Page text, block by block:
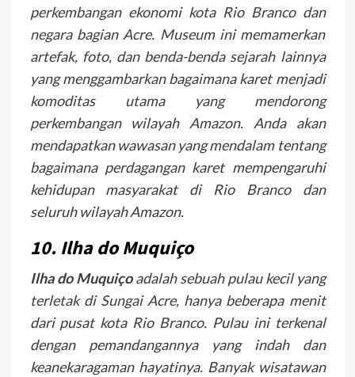
perkembangan ekonomi kota Rio Branco dan
negara bagian Acre. Museum ini memamerkan
artefak, foto, dan benda-benda sejarah lainnya
yang menggambarkan bagaimana karet menjadi
komoditas utama yang mendorong
perkembangan wilayah Amazon. Anda akan
mendapatkan wawasan yang mendalam tentang
bagaimana perdagangan karet mempengaruhi
kehidupan masyarakat di Rio Branco dan
seluruh wilayah Amazon.
10. Ilha do Muquiço
Ilha do Muquiçoadalah sebuah pulau kecil yang
terletak di Sungai Acre, hanya beberapa menit
dari pusat kota Rio Branco. Pulau ini terkenal
dengan pemandangannya yang indah dan
keanekaragaman hayatinya. Banyak wisatawan